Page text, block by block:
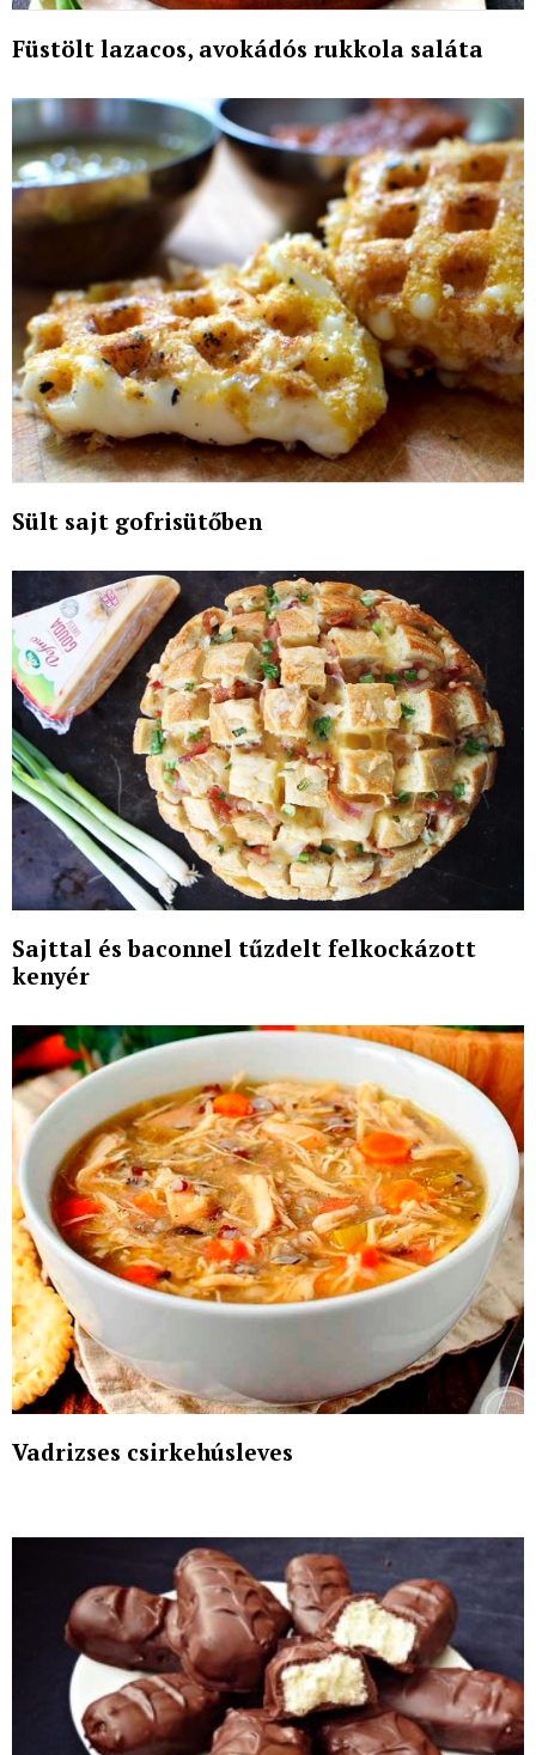
Füstölt lazacos, avokádós rukkola saláta
Sült sajt gofrisütőben
Sajttal és baconnel tűzdelt felkockázott
kenyér
Vadrizses csirkehúsleves